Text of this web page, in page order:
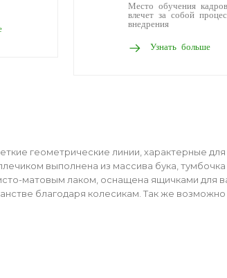
Место обучения кадров
влечет за собой
внедрения
Узнать больше
геометрические линии, характерные для
выполнена из массива бука, тумбочка
матовым лаком, оснащена ящичками для
благодаря колесикам. Так же возможно